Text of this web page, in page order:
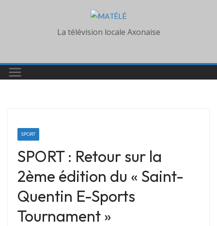
La télévision locale Axonaise
SPORT
SPORT : Retour sur la
2ème édition du « Saint-
Quentin E-Sports
Tournament »